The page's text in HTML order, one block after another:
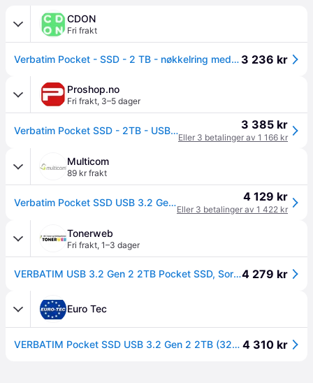
CDON
Fri frakt
Verbatim Pocket - SSD - 2 TB - nøkkelring med kabelfestet - ekstern (bærbar) - M.2 - USB 3.2 Gen 2 (USB-C kontakt) - svart/grå 3 236 kr
Proshop.no
Fri frakt, 3–5 dager
Verbatim Pocket SSD - 2TB - USB 3.2 Gen 2 - Svart / Grå 3 385 kr
Eller 3 betalinger av 1 166 kr
Multicom
89 kr frakt
Verbatim Pocket SSD USB 3.2 Gen 2 2TB (32194) 4 129 kr
Eller 3 betalinger av 1 422 kr
Tonerweb
Fri frakt, 1–3 dager
VERBATIM USB 3.2 Gen 2 2TB Pocket SSD, Sort/Gr4 279 kr
Euro Tec
VERBATIM Pocket SSD USB 3.2 Gen 2 2TB (32194) 4 310 kr